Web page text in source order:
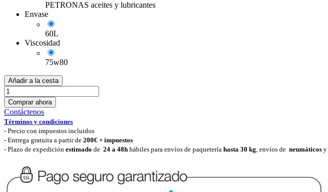
PETRONAS aceites y lubricantes
Envase
60L
Viscosidad
75w80
Añadir a la cesta
Comprar ahora
Contáctenos
Términos y condiciones
- Precio con impuestos incluidos
- Entrega gratuita a partir de 200€ + impuestos
- Plazo de expedición estimado de 24 a 48h hábiles para envíos de paquetería hasta 30 kg, envíos de neumáticos y